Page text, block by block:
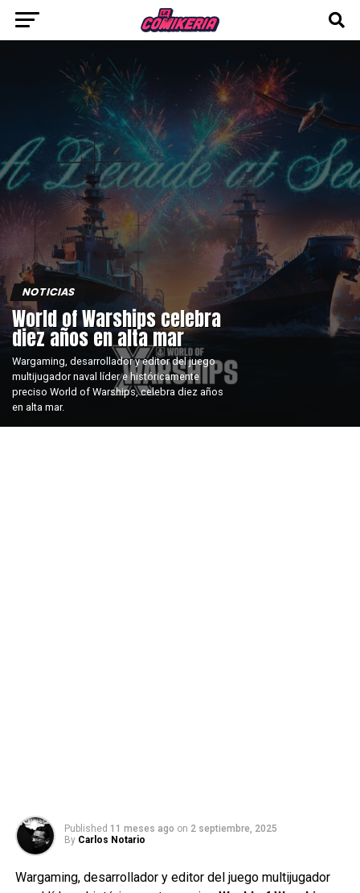
NOTICIAS
World of Warships celebra
diez años en alta mar
Wargaming, desarrollador y editor del juego
multijugador naval líder e históricamente
preciso World of Warships, celebra diez años
en alta mar.
Published 11 meses ago on 2 septiembre, 2025
By Carlos Notario
Wargaming, desarrollador y editor del juego multijugador